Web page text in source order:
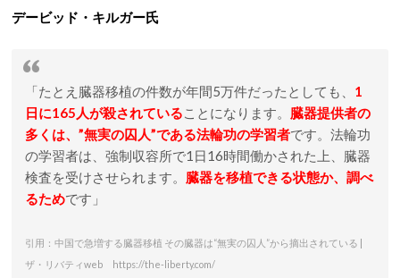
デービッド・キルガー氏
「たとえ臓器移植の件数が年間5万件だったとしても、 1
日に165人が殺されていることになります。 臓器提供者の
多くは、”無実の囚人”である法輪功の学習者です。法輪功
の学習者は、強制収容所で1日16時間働かされた上、臓器
検査を受けさせられます。 臓器を移植できる状態か、調べ
るためです」
引用：中国で急増する臓器移植 その臓器は“無実の囚人”から摘出されている |
ザ・リバティweb https://the-liberty.com/